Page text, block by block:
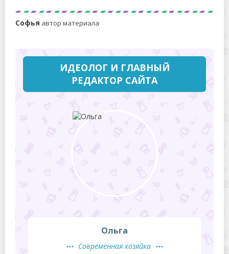
Софья автор материала
ИДЕОЛОГ И ГЛАВНЫЙ
РЕДАКТОР САЙТА
Ольга
Современная хозяйка